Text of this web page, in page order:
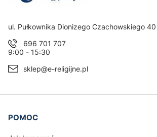
Adres:
ul. Pułkownika Dionizego Czachowskiego 40
696 701 707
9:00 - 15:30
sklep@e-religijne.pl
Linki w stopce
POMOC